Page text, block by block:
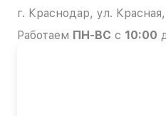
г. Краснодар, ул.
Работаем ПН-ВС с 10:00